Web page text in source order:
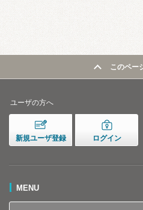
このペー
ユーザの方へ
新規ユーザ登録 ログイン
MENU